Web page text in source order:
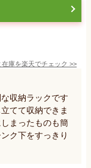
在庫を楽天でチェック >>
収納ラックです
てて収納できま
まったものも簡
ク下をすっきり